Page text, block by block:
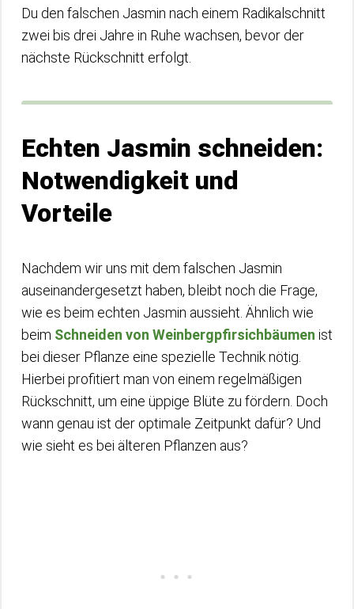
Du den falschen Jasmin nach einem Radikalschnitt
zwei bis drei Jahre in Ruhe wachsen, bevor der
nächste Rückschnitt erfolgt.
Echten Jasmin schneiden:
Notwendigkeit und
Vorteile
Nachdem wir uns mit dem falschen Jasmin
auseinandergesetzt haben, bleibt noch die Frage,
wie es beim echten Jasmin aussieht. Ähnlich wie
beim Schneiden von Weinbergpfirsichbäumen ist
bei dieser Pflanze eine spezielle Technik nötig.
Hierbei profitiert man von einem regelmäßigen
Rückschnitt, um eine üppige Blüte zu fördern. Doch
wann genau ist der optimale Zeitpunkt dafür? Und
wie sieht es bei älteren Pflanzen aus?